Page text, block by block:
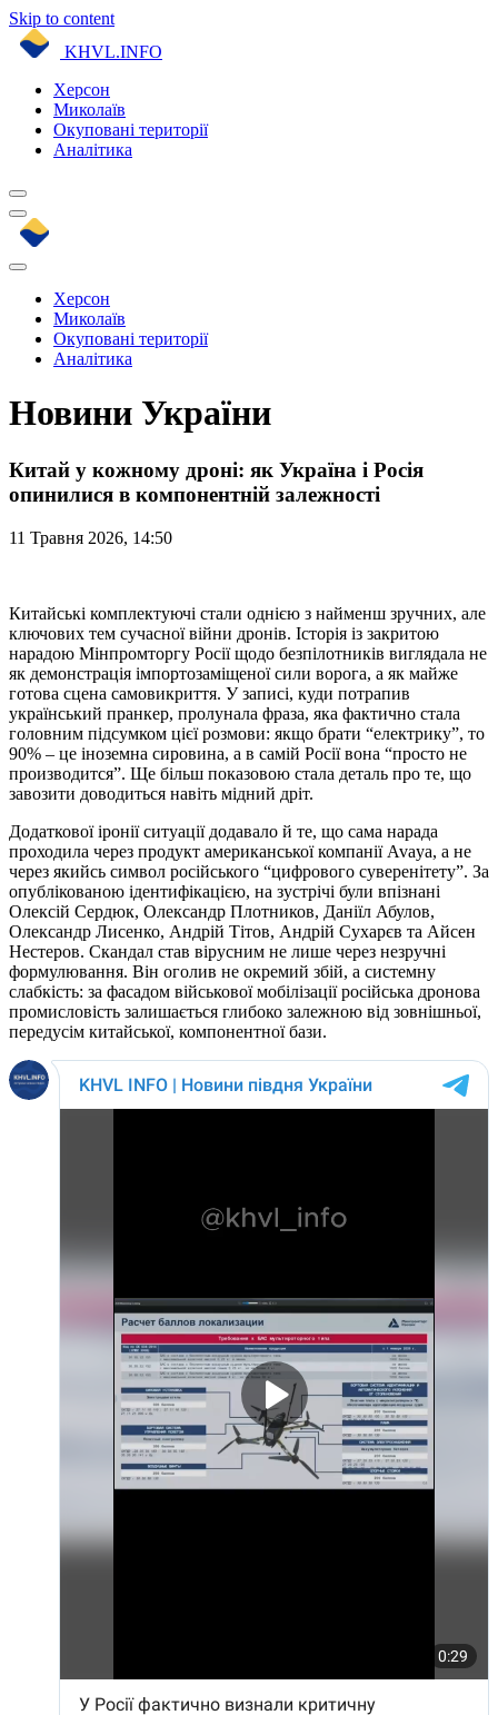
Skip to content
KHVL.INFO
Херсон
Миколаїв
Окуповані території
Аналітика
Херсон
Миколаїв
Окуповані території
Аналітика
Новини України
Китай у кожному дроні: як Україна і Росія
опинилися в компонентній залежності
11 Травня 2026, 14:50
Китайські комплектуючі стали однією з найменш зручних, але
ключових тем сучасної війни дронів. Історія із закритою
нарадою Мінпромторгу Росії щодо безпілотників виглядала не
як демонстрація імпортозаміщеної сили ворога, а як майже
готова сцена самовикриття. У записі, куди потрапив
український пранкер, пролунала фраза, яка фактично стала
головним підсумком цієї розмови: якщо брати “електрику”, то
90% – це іноземна сировина, а в самій Росії вона “просто не
производится”. Ще більш показовою стала деталь про те, що
завозити доводиться навіть мідний дріт.
Додаткової іронії ситуації додавало й те, що сама нарада
проходила через продукт американської компанії Avaya, а не
через якийсь символ російського “цифрового суверенітету”. За
опублікованою ідентифікацією, на зустрічі були впізнані
Олексій Сердюк, Олександр Плотников, Даніїл Абулов,
Олександр Лисенко, Андрій Тітов, Андрій Сухарєв та Айсен
Нестеров. Скандал став вірусним не лише через незручні
формулювання. Він оголив не окремий збій, а системну
слабкість: за фасадом військової мобілізації російська дронова
промисловість залишається глибоко залежною від зовнішньої,
передусім китайської, компонентної бази.